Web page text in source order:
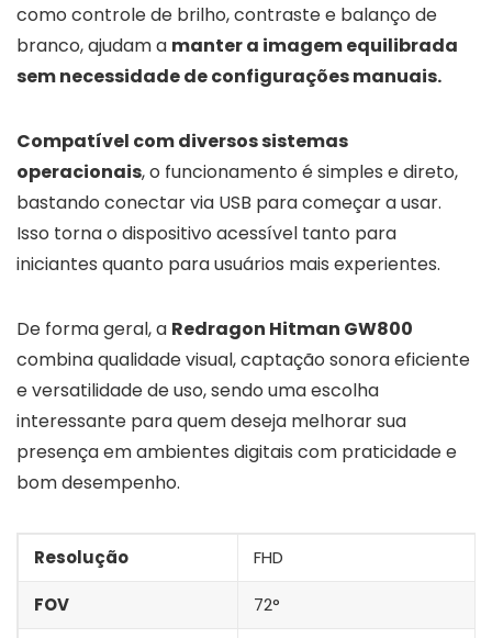
como controle de brilho, contraste e balanço de
branco, ajudam a manter a imagem equilibrada
sem necessidade de configurações manuais.
Compatível com diversos sistemas
operacionais, o funcionamento é simples e direto,
bastando conectar via USB para começar a usar.
Isso torna o dispositivo acessível tanto para
iniciantes quanto para usuários mais experientes.
De forma geral, a Redragon Hitman GW800
combina qualidade visual, captação sonora eficiente
e versatilidade de uso, sendo uma escolha
interessante para quem deseja melhorar sua
presença em ambientes digitais com praticidade e
bom desempenho.
Resolução FHD
FOV 72°